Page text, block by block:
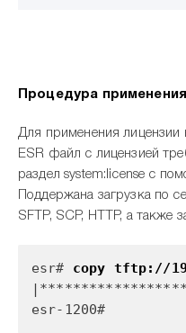
Процедура
Для применения
ESR файл с лицензией
раздел system:license с
Поддержана загрузка по
SFTP, SCP, HTTP, а также
esr# copy tftp://
esr-1200#